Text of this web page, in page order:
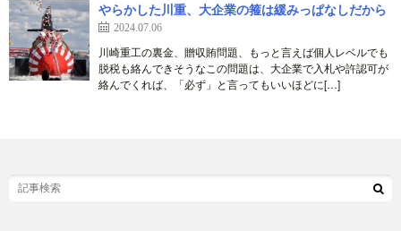
やらかした川重、大企業の箍は緩みっぱなしだから
2024.07.06
川崎重工の裏金、贈収賄問題、もっと言えば個人レベルでも
脱税も絡んできそうなこの問題は、大企業で入札や許認可が
絡んでくれば、「必ず」と言ってもいいほどに[…]